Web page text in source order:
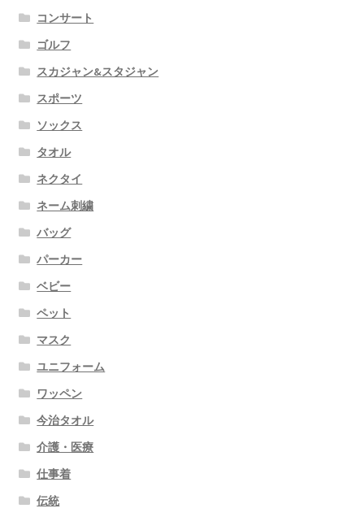
コンサート
ゴルフ
スカジャン&スタジャン
スポーツ
ソックス
タオル
ネクタイ
ネーム刺繍
バッグ
パーカー
ベビー
ペット
マスク
ユニフォーム
ワッペン
今治タオル
介護・医療
仕事着
伝統